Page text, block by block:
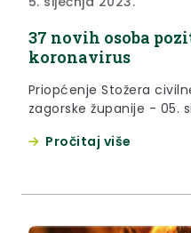
37 novih osoba
koronavirus
Priopćenje Stožera
zagorske županije - 05.
Pročitaj više